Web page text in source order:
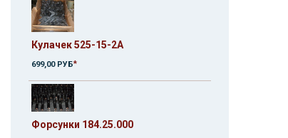
Кулачек 525-15-2А
699,00 РУБ*
Форсунки 184.25.000